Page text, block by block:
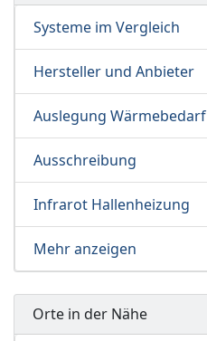
Systeme im Vergleich
Hersteller und Anbieter
Auslegung Wärmebedarf
Ausschreibung
Infrarot Hallenheizung
Mehr anzeigen
Orte in der Nähe